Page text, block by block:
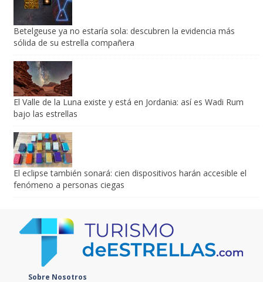
Betelgeuse ya no estaría sola: descubren la evidencia más
sólida de su estrella compañera
El Valle de la Luna existe y está en Jordania: así es Wadi Rum
bajo las estrellas
El eclipse también sonará: cien dispositivos harán accesible el
fenómeno a personas ciegas
Sobre Nosotros